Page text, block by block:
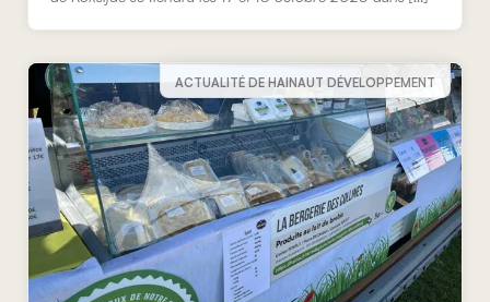
ACTUALITÉ DE HAINAUT DÉVELOPPEMENT